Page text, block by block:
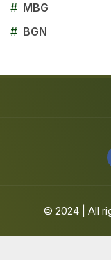
# MBG
# BGN
© 2024 | All